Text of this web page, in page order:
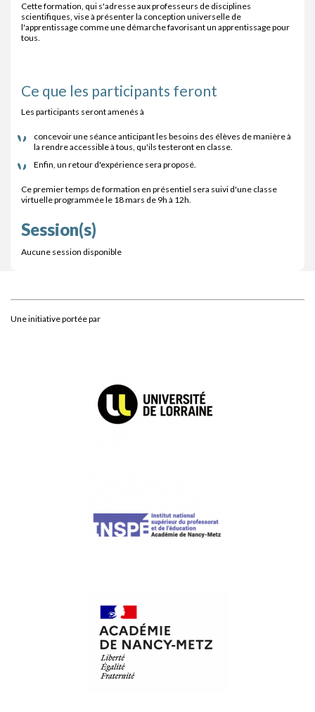
Cette formation, qui s'adresse aux professeurs de disciplines
scientifiques, vise à présenter la conception universelle de
l'apprentissage comme une démarche favorisant un apprentissage pour
tous.
Ce que les participants feront
Les participants seront amenés à
concevoir une séance anticipant les besoins des élèves de manière à
la rendre accessible à tous, qu'ils testeront en classe.
Enfin, un retour d'expérience sera proposé.
Ce premier temps de formation en présentiel sera suivi d'une classe
virtuelle programmée le 18 mars de 9h à 12h.
Session(s)
Aucune session disponible
Une initiative portée par